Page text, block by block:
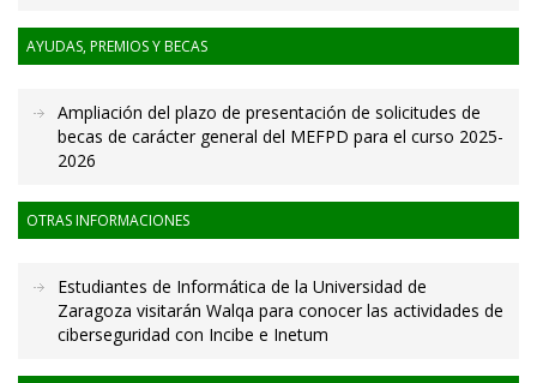
AYUDAS, PREMIOS Y BECAS
Ampliación del plazo de presentación de solicitudes de
becas de carácter general del MEFPD para el curso 2025-
2026
OTRAS INFORMACIONES
Estudiantes de Informática de la Universidad de
Zaragoza visitarán Walqa para conocer las actividades de
ciberseguridad con Incibe e Inetum